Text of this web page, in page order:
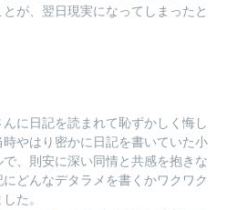
が、翌日現実になってしまったと
に日記を読まれて恥ずかしく悔し
やはり密かに日記を書いていた小
、則安に深い同情と共感を抱きな
どんなデタラメを書くかワクワク
た。